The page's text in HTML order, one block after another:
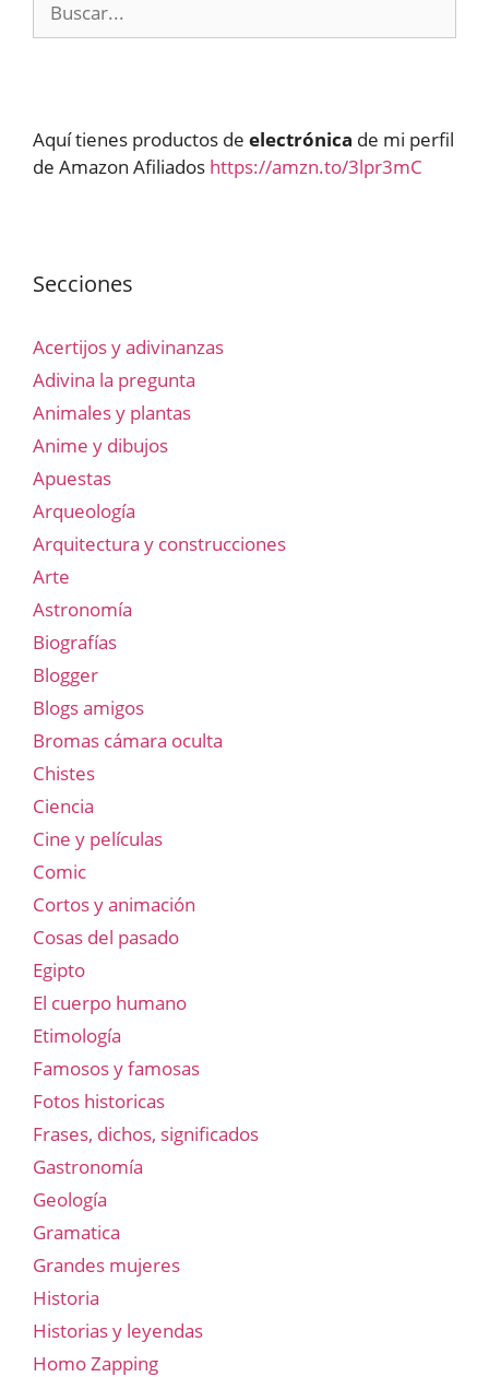
Aquí tienes productos de electrónica de mi perfil
de Amazon Afiliados https://amzn.to/3lpr3mC
Secciones
Acertijos y adivinanzas
Adivina la pregunta
Animales y plantas
Anime y dibujos
Apuestas
Arqueología
Arquitectura y construcciones
Arte
Astronomía
Biografías
Blogger
Blogs amigos
Bromas cámara oculta
Chistes
Ciencia
Cine y películas
Comic
Cortos y animación
Cosas del pasado
Egipto
El cuerpo humano
Etimología
Famosos y famosas
Fotos historicas
Frases, dichos, significados
Gastronomía
Geología
Gramatica
Grandes mujeres
Historia
Historias y leyendas
Homo Zapping